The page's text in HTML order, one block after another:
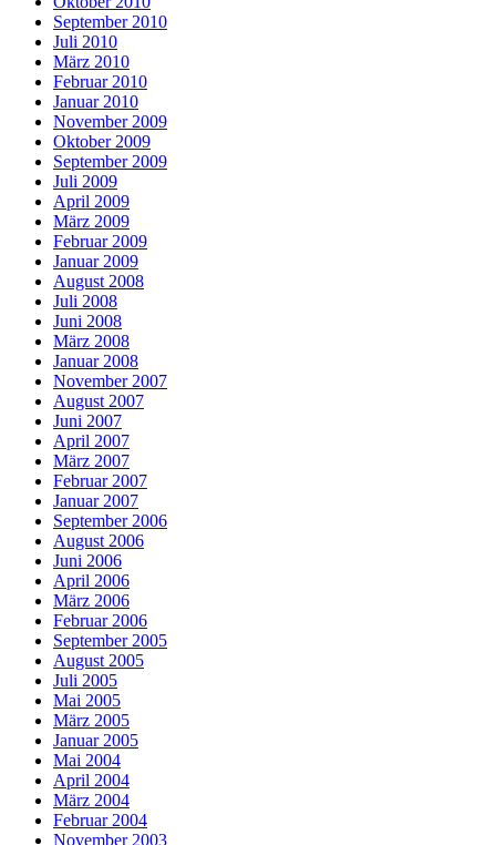
September 2010
Juli 2010
März 2010
Februar 2010
Januar 2010
November 2009
Oktober 2009
September 2009
Juli 2009
April 2009
März 2009
Februar 2009
Januar 2009
August 2008
Juli 2008
Juni 2008
März 2008
Januar 2008
November 2007
August 2007
Juni 2007
April 2007
März 2007
Februar 2007
Januar 2007
September 2006
August 2006
Juni 2006
April 2006
März 2006
Februar 2006
September 2005
August 2005
Juli 2005
Mai 2005
März 2005
Januar 2005
Mai 2004
April 2004
März 2004
Februar 2004
November 2003